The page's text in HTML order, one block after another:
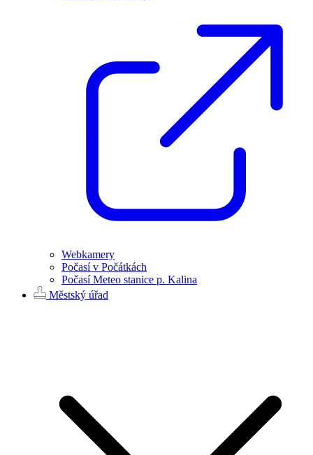
Webkamery
Počasí v Počátkách
Počasí Meteo stanice p. Kalina
Městský úřad